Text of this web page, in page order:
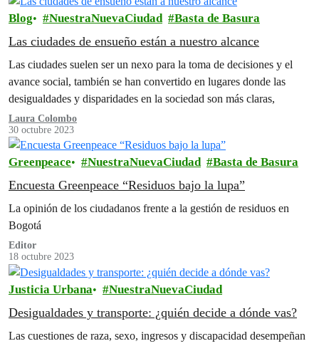
Blog NuestraNuevaCiudad Basta de Basura
Las ciudades de ensueño están a nuestro alcance
Las ciudades suelen ser un nexo para la toma de decisiones y el
avance social, también se han convertido en lugares donde las
desigualdades y disparidades en la sociedad son más claras,
Laura Colombo
30 octubre 2023
Greenpeace NuestraNuevaCiudad Basta de Basura
Encuesta Greenpeace “Residuos bajo la lupa”
La opinión de los ciudadanos frente a la gestión de residuos en
Bogotá
Editor
18 octubre 2023
Justicia Urbana NuestraNuevaCiudad
Desigualdades y transporte: ¿quién decide a dónde vas?
Las cuestiones de raza, sexo, ingresos y discapacidad desempeñan